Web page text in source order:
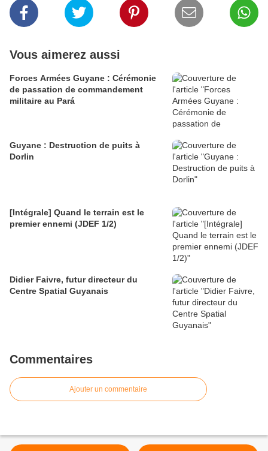
Vous aimerez aussi
Forces Armées Guyane : Cérémonie
de passation de commandement
militaire au Pará
Guyane : Destruction de puits à
Dorlin
[Intégrale] Quand le terrain est le
premier ennemi (JDEF 1/2)
Didier Faivre, futur directeur du
Centre Spatial Guyanais
Commentaires
Ajouter un commentaire